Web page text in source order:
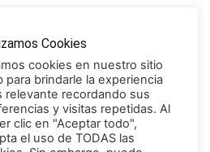
Cookies
cookies en nuestro sitio
para brindarle la experiencia
relevante recordando sus
y visitas repetidas. Al
clic en "Aceptar todo",
el uso de TODAS las